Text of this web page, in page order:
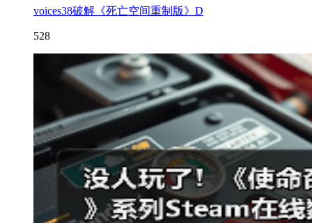
voices38破解《死亡空间重制版》D
528